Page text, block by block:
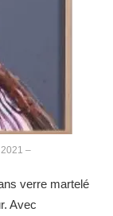
–
verre martelé
Avec